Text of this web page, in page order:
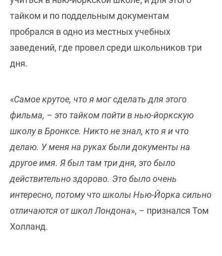
тайком и по поддельным документам
пробрался в одно из местных учебных
заведений, где провел среди школьников три
дня.
«Самое крутое, что я мог сделать для этого
фильма, – это тайком пойти в нью-йоркскую
школу в Бронксе. Никто не знал, кто я и что
делаю. У меня на руках были документы на
другое имя. Я был там три дня, это было
действительно здорово. Это было очень
интересно, потому что школы Нью-Йорка сильно
отличаются от школ Лондона», – признался Том
Холланд.